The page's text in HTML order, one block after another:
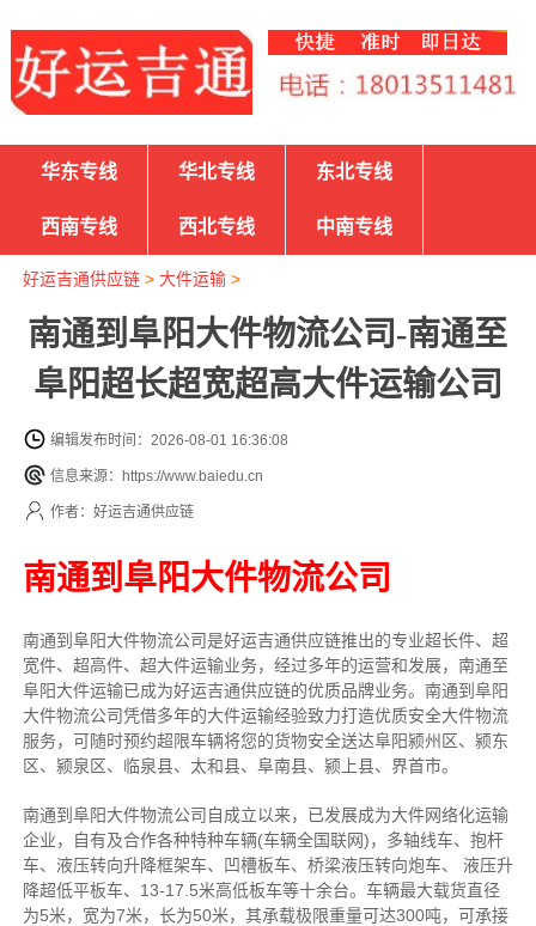
华东专线 华北专线 东北专线
西南专线 西北专线 中南专线
好运吉通供应链> 大件运输>
南通到阜阳大件物流公司-南通至
阜阳超长超宽超高大件运输公司
编辑发布时间：2026-08-01 16:36:08
信息来源：https://www.baiedu.cn
作者：好运吉通供应链
南通到阜阳大件物流公司
南通到阜阳大件物流公司是好运吉通供应链推出的专业超长件、超
宽件、超高件、超大件运输业务，经过多年的运营和发展，南通至
阜阳大件运输已成为好运吉通供应链的优质品牌业务。南通到阜阳
大件物流公司凭借多年的大件运输经验致力打造优质安全大件物流
服务，可随时预约超限车辆将您的货物安全送达阜阳颍州区、颍东
区、颍泉区、临泉县、太和县、阜南县、颍上县、界首市。
南通到阜阳大件物流公司自成立以来，已发展成为大件网络化运输
企业，自有及合作各种特种车辆(车辆全国联网)，多轴线车、抱杆
车、液压转向升降框架车、凹槽板车、桥梁液压转向炮车、 液压升
降超低平板车、13-17.5米高低板车等十余台。车辆最大载货直径
为5米，宽为7米，长为50米，其承载极限重量可达300吨，可承接